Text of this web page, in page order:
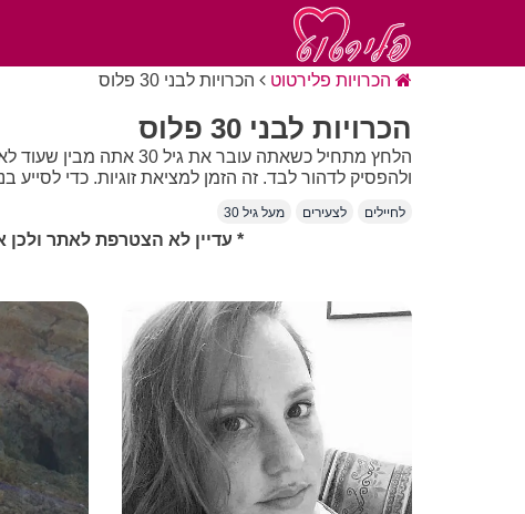
הכרויות פלירטוט הכרויות לבני 30 פלוס
הכרויות לבני 30 פלוס
הלחץ מתחיל כשאתה
ולהפסיק לדהור לבד. זה הזמן למציאת זוגיות. כדי לסייע בנושא יצרנו במיוחד עבורך את
לחיילים לצעירים מעל גיל 30
* עדיין לא הצטרפת לאתר